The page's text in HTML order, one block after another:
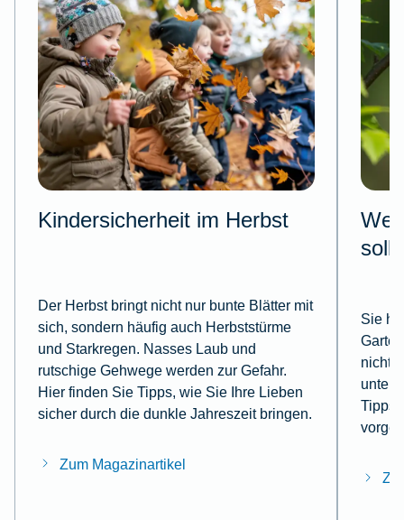
Kindersicherheit im Herbst
Der Herbst bringt nicht nur bunte Blätter mit
sich, sondern häufig auch Herbststürme
und Starkregen. Nasses Laub und
rutschige Gehwege werden zur Gefahr.
Hier finden Sie Tipps, wie Sie Ihre Lieben
sicher durch die dunkle Jahreszeit bringen.
Zum Magazinartikel
Sie
nicht,
Tipps,